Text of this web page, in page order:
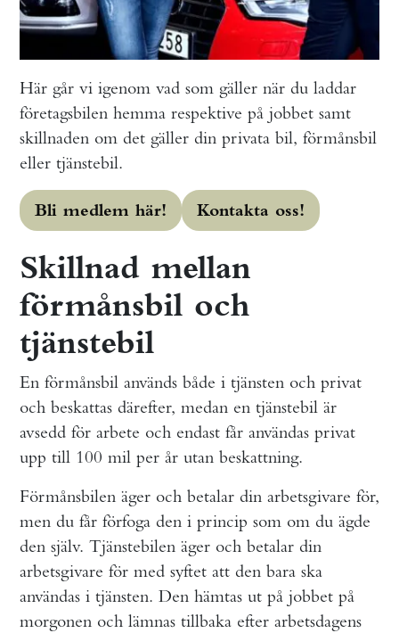
Här går vi igenom vad som gäller när du laddar
företagsbilen hemma respektive på jobbet samt
skillnaden om det gäller din privata bil, förmånsbil
eller tjänstebil.
Bli medlem här! Kontakta oss!
Skillnad mellan
förmånsbil och
tjänstebil
En förmånsbil används både i tjänsten och privat
och beskattas därefter, medan en tjänstebil är
avsedd för arbete och endast får användas privat
upp till 100 mil per år utan beskattning.
Förmånsbilen äger och betalar din arbetsgivare för,
men du får förfoga den i princip som om du ägde
den själv. Tjänstebilen äger och betalar din
arbetsgivare för med syftet att den bara ska
användas i tjänsten. Den hämtas ut på jobbet på
morgonen och lämnas tillbaka efter arbetsdagens